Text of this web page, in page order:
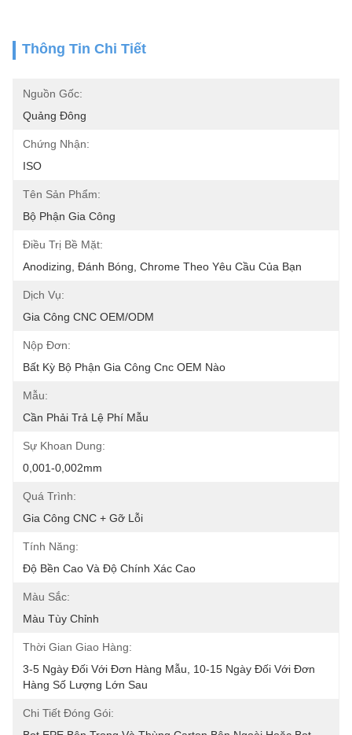
Thông Tin Chi Tiết
Nguồn Gốc:
Quảng Đông
Chứng Nhận:
ISO
Tên Sản Phẩm:
Bộ Phận Gia Công
Điều Trị Bề Mặt:
Anodizing, Đánh Bóng, Chrome Theo Yêu Cầu Của Bạn
Dịch Vụ:
Gia Công CNC OEM/ODM
Nộp Đơn:
Bất Kỳ Bộ Phận Gia Công Cnc OEM Nào
Mẫu:
Cần Phải Trả Lệ Phí Mẫu
Sự Khoan Dung:
0,001-0,002mm
Quá Trình:
Gia Công CNC + Gỡ Lỗi
Tính Năng:
Độ Bền Cao Và Độ Chính Xác Cao
Màu Sắc:
Màu Tùy Chỉnh
Thời Gian Giao Hàng:
3-5 Ngày Đối Với Đơn Hàng Mẫu, 10-15 Ngày Đối Với Đơn
Hàng Số Lượng Lớn Sau
Chi Tiết Đóng Gói: